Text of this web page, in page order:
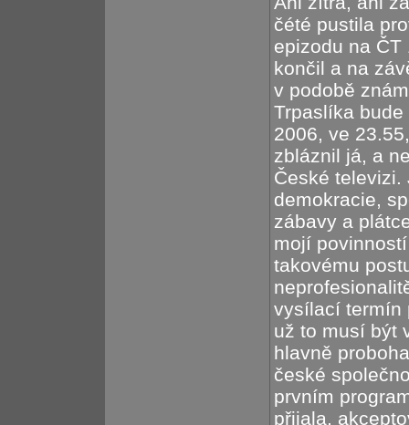
čété pustila
epizodu na
končil a na
v podobě
Trpaslíka
2006, ve
zbláznil já, a
České televizi.
demokracie,
zábavy a
mojí
takovému
vysílací termín
už to musí být
hlavně
české
prvním
přijala,